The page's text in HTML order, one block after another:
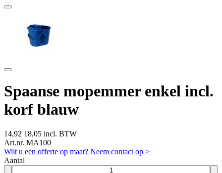
Spaanse mopemmer enkel incl.
korf blauw
14,92 18,05 incl. BTW
Art.nr. MA100
Wilt u een offerte op maat? Neem contact op >
Aantal